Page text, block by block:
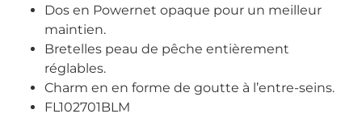
Dos en Powernet opaque pour un meilleur
maintien.
Bretelles peau de pêche entièrement
réglables.
Charm en en forme de goutte à l’entre-seins.
FL102701BLM